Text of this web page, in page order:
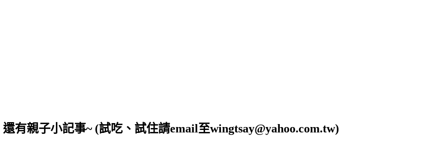
有親子小記事~ (試吃、試住請email至wingtsay@yahoo.com.tw)